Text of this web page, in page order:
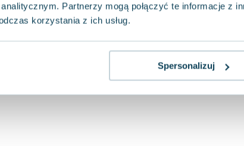
Partnerzy mogą połączyć te informacje z
korzystania z ich usług.
Spersonalizuj